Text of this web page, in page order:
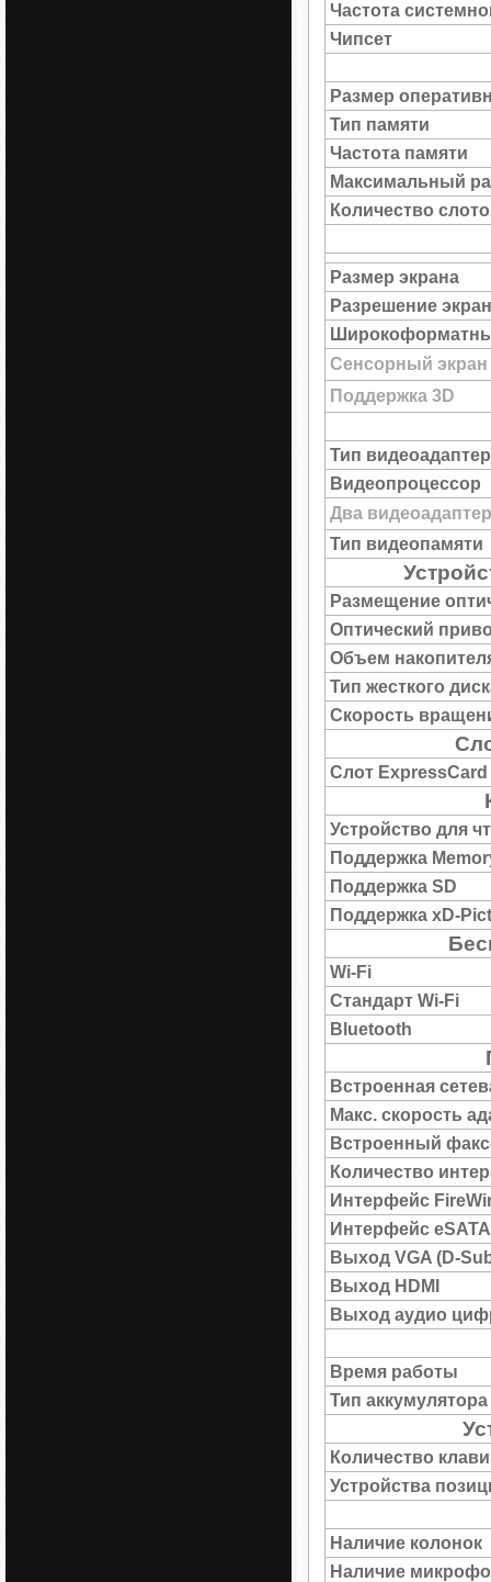
Частота
Чипсет
Размер
Тип памяти
Частота памяти
Максимальный
Количество
Размер экрана
Разрешение
Сенсорный экран
Поддержка 3D
Тип
Видеопроцессор
Два
Тип видеопамяти
Размещение
Оптический
Объем
Тип жесткого
Скорость
Слот ExpressCard
Устройство для
Поддержка
Поддержка SD
Поддержка xD-
Wi-Fi
Стандарт Wi-Fi
Bluetooth
Встроенная
Макс. скорость
Встроенный
Количество
Интерфейс
Интерфейс eSATA
Выход VGA (D-
Выход HDMI
Выход аудио
Время работы
Тип аккумулятора
Количество
Устройства
Наличие колонок
Наличие